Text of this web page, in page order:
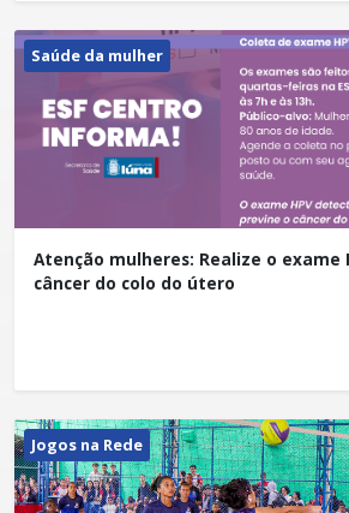
Saúde da mulher
Atenção mulheres: Realize o exame
câncer do colo do útero
Jogos na Rede